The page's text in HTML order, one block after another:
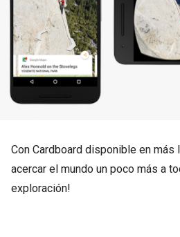
Con Cardboard disponible en más
acercar el mundo un poco más a
exploración!